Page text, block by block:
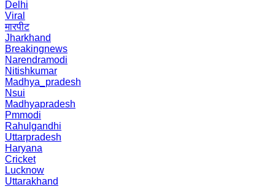
Delhi
Viral
मारपीट
Jharkhand
Breakingnews
Narendramodi
Nitishkumar
Madhya_pradesh
Nsui
Madhyapradesh
Pmmodi
Rahulgandhi
Uttarpradesh
Haryana
Cricket
Lucknow
Uttarakhand